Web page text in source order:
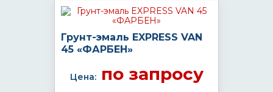
Грунт-эмаль EXPRESS VAN
45 «ФАРБЕН»
Цена:по запросу